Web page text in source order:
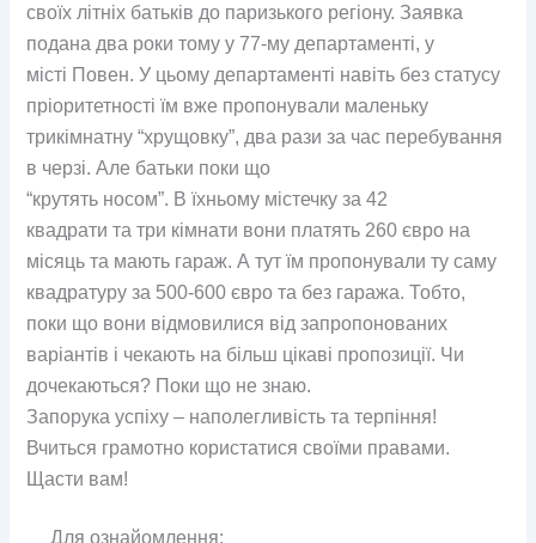
своїх літніх батьків до паризького регіону. Заявка
подана два роки тому у 77-му департаменті, у
місті Повен. У цьому департаменті навіть без статусу
пріоритетності їм вже пропонували маленьку
трикімнатну “хрущовку”, два рази за час перебування
в черзі. Але батьки поки що
“крутять носом”. В їхньому містечку за 42
квадрати та три кімнати вони платять 260 євро на
місяць та мають гараж. А тут їм пропонували ту саму
квадратуру за 500-600 євро та без гаража. Тобто,
поки що вони відмовилися від запропонованих
варіантів і чекають на більш цікаві пропозиції. Чи
дочекаються? Поки що не знаю.
Запорука успіху – наполегливість та терпіння!
Вчиться грамотно користатися своїми правами.
Щасти вам!
Для ознайомлення: